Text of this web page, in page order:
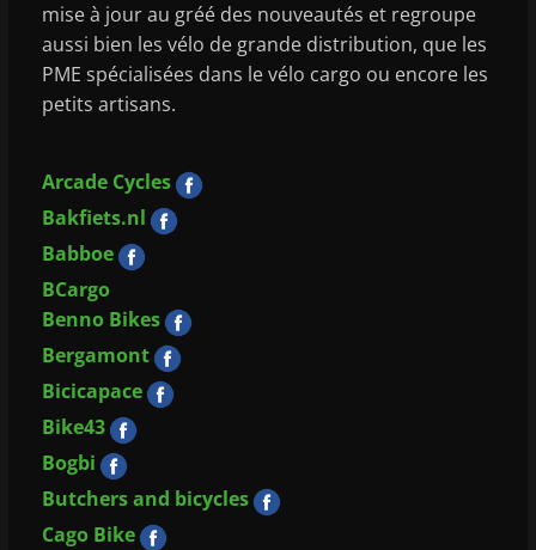
mise à jour au gréé des nouveautés et regroupe
aussi bien les vélo de grande distribution, que les
PME spécialisées dans le vélo cargo ou encore les
petits artisans.
Arcade Cycles
Bakfiets.nl
Babboe
BCargo
Benno Bikes
Bergamont
Bicicapace
Bike43
Bogbi
Butchers and bicycles
Cago Bike